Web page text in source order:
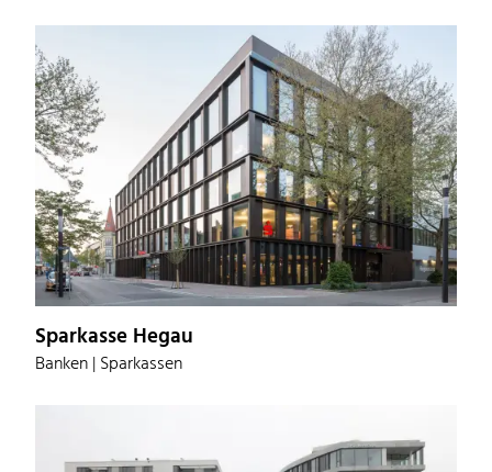
Sparkasse Hegau
Banken | Sparkassen